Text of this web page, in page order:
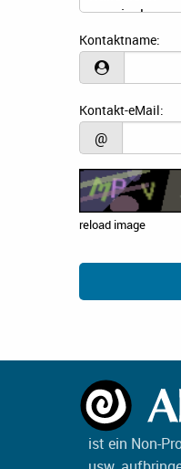
Kontaktname:
Kontakt-eMail:
@
reload image
ist ein Non-